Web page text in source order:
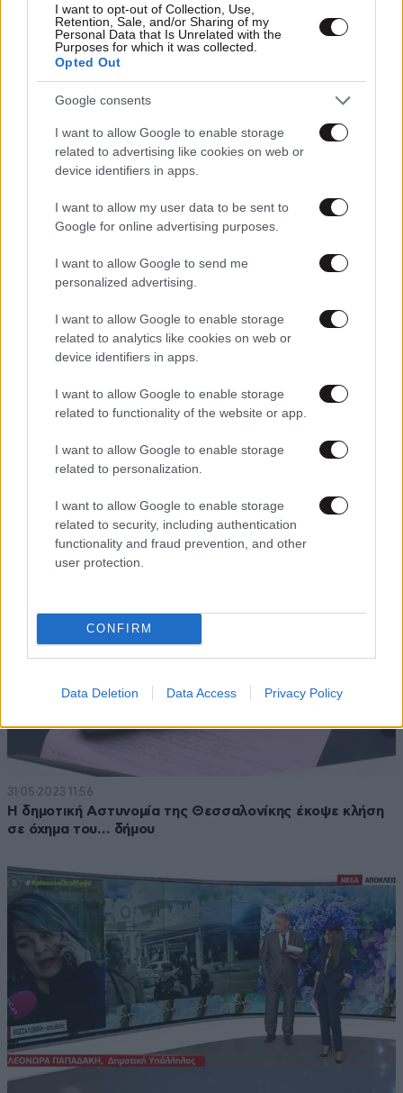
I want to opt-out of Collection, Use,
Retention, Sale, and/or Sharing of my
Personal Data that Is Unrelated with the
Purposes for which it was collected.
Opted Out
Google consents
I want to allow Google to enable storage
related to advertising like cookies on web or
device identifiers in apps.
I want to allow my user data to be sent to
Google for online advertising purposes.
I want to allow Google to send me
personalized advertising.
I want to allow Google to enable storage
related to analytics like cookies on web or
device identifiers in apps.
I want to allow Google to enable storage
related to functionality of the website or app.
I want to allow Google to enable storage
related to personalization.
I want to allow Google to enable storage
related to security, including authentication
functionality and fraud prevention, and other
user protection.
CONFIRM
Data Deletion Data Access Privacy Policy
29·08·2024 06:47
Σεπτεμβρίου – Πώς μια κλήση της Δημοτικής
Αστυνομίας θα την μπλοκάρει
05·06·2024 14:38
Ποινή φυλάκισης 12 μηνών σε 27χρονο που
31·05·2023 11:56
Η δημοτική Αστυνομία της Θεσσαλονίκης έκοψε κλήση
σε όχημα του… δήμου